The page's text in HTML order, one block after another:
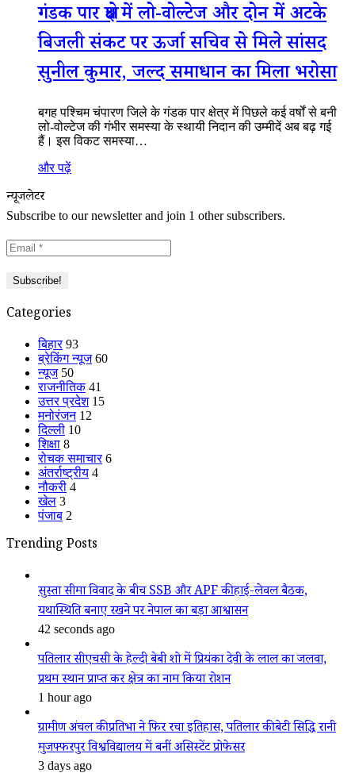
गंडक पार क्षेत्र में लो-वोल्टेज और दोन में अटके
बिजली संकट पर ऊर्जा सचिव से मिले सांसद
सुनील कुमार, जल्द समाधान का मिला भरोसा
बगह पश्चिम चंपारण जिले के गंडक पार क्षेत्र में पिछले कई वर्षों से बनी
लो-वोल्टेज की गंभीर समस्या के स्थायी निदान की उम्मीदें अब बढ़ गई
हैं। इस विकट समस्या…
और पढ़ें
न्यूजलेटर
Subscribe to our newsletter and join 1 other subscribers.
Categories
बिहार 93
ब्रेकिंग न्यूज 60
न्यूज 50
राजनीतिक 41
उत्तर प्रदेश 15
मनोरंजन 12
दिल्ली 10
शिक्षा 8
रोचक समाचार 6
अंतर्राष्ट्रीय 4
नौकरी 4
खेल 3
पंजाब 2
Trending Posts
सुस्ता सीमा विवाद के बीच SSB और APF की हाई-लेवल बैठक,
यथास्थिति बनाए रखने पर नेपाल का बड़ा आश्वासन
42 seconds ago
पतिलार सीएचसी के हेल्दी बेबी शो में प्रियंका देवी के लाल का जलवा,
प्रथम स्थान प्राप्त कर क्षेत्र का नाम किया रोशन
1 hour ago
ग्रामीण अंचल की प्रतिभा ने फिर रचा इतिहास, पतिलार की बेटी सिद्धि रानी
मुजफ्फरपुर विश्वविद्यालय में बनीं असिस्टेंट प्रोफेसर
3 days ago